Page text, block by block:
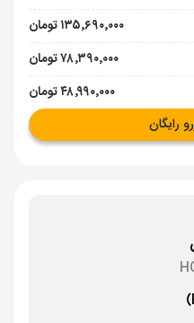
۱۳۵٬۶۹۰٬۰۰۰ تومان
۷۸٬۳۹۰٬۰۰۰ تومان
۴۸٬۹۹۰٬۰۰۰ تومان
رایگان